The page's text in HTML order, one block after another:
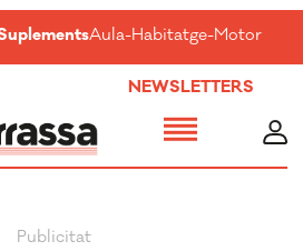
Aula-Habitatge-Motor-
NEWSLETTERS